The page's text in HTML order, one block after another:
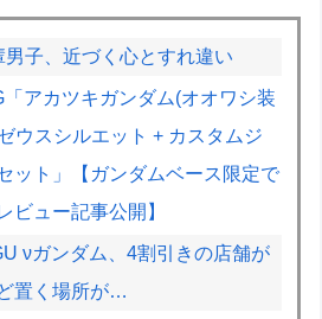
子、近づく心とすれ違い
「アカツキガンダム(オオワシ装
ウスシルエット + カスタムジ
ット」【ガンダムベース限定で
ビュー記事公開】
νガンダム、4割引きの店舗が
置く場所が…